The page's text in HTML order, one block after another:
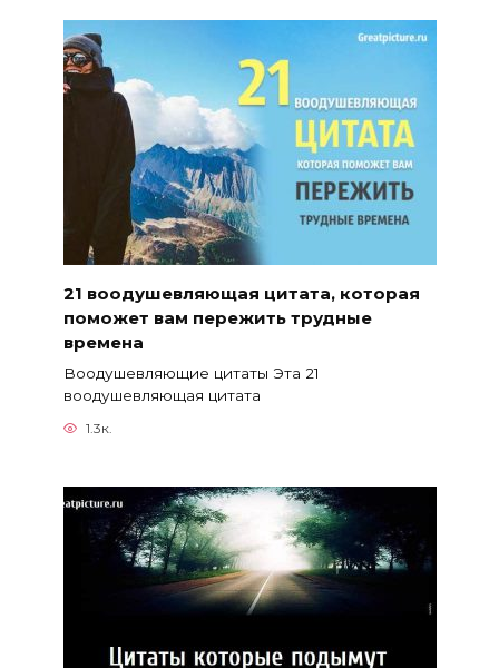
21 воодушевляющая цитата, которая
поможет вам пережить трудные
времена
Воодушевляющие цитаты Эта 21
воодушевляющая цитата
1.3к.